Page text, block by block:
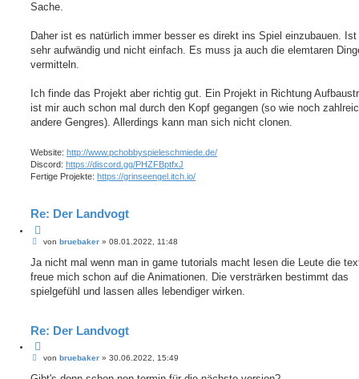
Sache.
Daher ist es natürlich immer besser es direkt ins Spiel einzubauen. Ist
sehr aufwändig und nicht einfach. Es muss ja auch die elemtaren
vermitteln.
Ich finde das Projekt aber richtig gut. Ein Projekt in Richtung
ist mir auch schon mal durch den Kopf gegangen (so wie noch
andere Gengres). Allerdings kann man sich nicht clonen.
Website: http://www.pchobbyspieleschmiede.de/
Discord: https://discord.gg/PHZFBptfxJ
Fertige Projekte: https://grinseengel.itch.io/
Re: Der Landvogt
i
i
e
e
B
i
r
a
von bruebaker» 08.01.2022, 11:48
Ja nicht mal wenn man in game tutorials macht lesen die Leute die
freue mich schon auf die Animationen. Die versträrken bestimmt das
spielgefühl und lassen alles lebendiger wirken.
Re: Der Landvogt
iB
i
von bruebaker» 30.06.2022, 15:49